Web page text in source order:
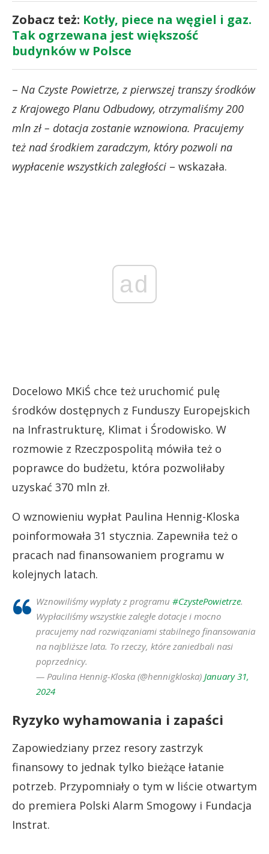
Zobacz też: Kotły, piece na węgiel i gaz.
Tak ogrzewana jest większość
budynków w Polsce
– Na Czyste Powietrze, z pierwszej transzy środków
z Krajowego Planu Odbudowy, otrzymaliśmy 200
mln zł – dotacja zostanie wznowiona. Pracujemy
też nad środkiem zaradczym, który pozwoli na
wypłacenie wszystkich zaległości – wskazała.
ad
Docelowo MKiŚ chce też uruchomić pulę
środków dostępnych z Funduszy Europejskich
na Infrastrukturę, Klimat i Środowisko. W
rozmowie z Rzeczpospolitą mówiła też o
poprawce do budżetu, która pozwoliłaby
uzyskać 370 mln zł.
O wznowieniu wypłat Paulina Hennig-Kloska
poinformowała 31 stycznia. Zapewniła też o
pracach nad finansowaniem programu w
kolejnych latach.
Wznowiliśmy wypłaty z programu #CzystePowietrze.
Wypłaciliśmy wszystkie zaległe dotacje i mocno
pracujemy nad rozwiązaniami stabilnego finansowania
na najbliższe lata. To rzeczy, które zaniedbali nasi
poprzednicy.
— Paulina Hennig-Kloska (@hennigkloska) January 31,
2024
Ryzyko wyhamowania i zapaści
Zapowiedziany przez resory zastrzyk
finansowy to jednak tylko bieżące łatanie
potrzeb. Przypomniały o tym w liście otwartym
do premiera Polski Alarm Smogowy i Fundacja
Instrat.